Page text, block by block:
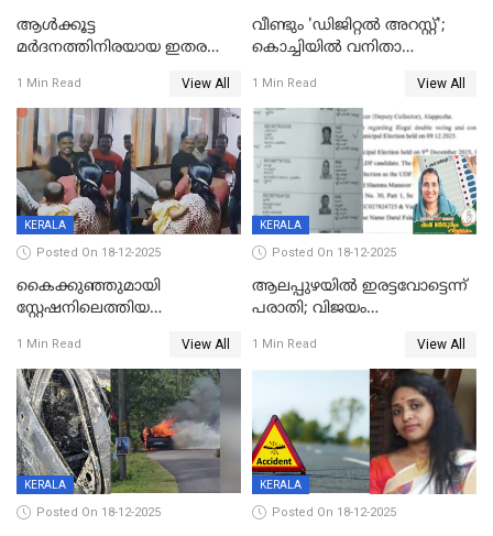
ആൾക്കൂട്ട
മർദനത്തിനിരയായ ഇതര
നടുക്കുന്ന സംഭവം
വാളയാറിൽ
1 Min Read View All
വീണ്ടും 'ഡിജിറ്റല്‍ അറസ്റ്റ്';
കൊച്ചിയില്‍ വനിതാ
കോടി രൂപ
1 Min Read View All
KERALA
Posted On 18-12-2025
കൈക്കുഞ്ഞുമായി
സ്റ്റേഷനിലെത്തിയ
കരണത്തടിച്ചു; CC ടിവി
ദൃശ്യങ്ങൾ പുറത്ത്
1 Min Read View All
KERALA
Posted On 18-12-2025
ആലപ്പുഴയിൽ ഇരട്ടവോട്ടെന്ന്
പരാതി; വിജയം
വാർഡിലെ എൽഡിഎഫ്
സ്ഥാനാർത്ഥി
1 Min Read View All
KERALA
Posted On 18-12-2025
KERALA
Posted On 18-12-2025